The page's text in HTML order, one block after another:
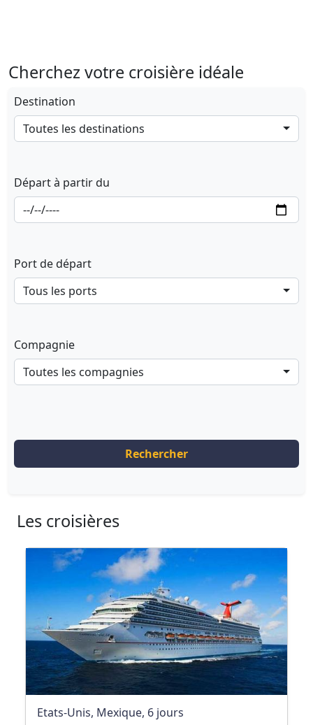
Cherchez votre croisière idéale
Destination
Toutes les destinations
Départ à partir du
Port de départ
Tous les ports
Compagnie
Toutes les compagnies
Rechercher
Les croisières
Etats-Unis, Mexique, 6 jours